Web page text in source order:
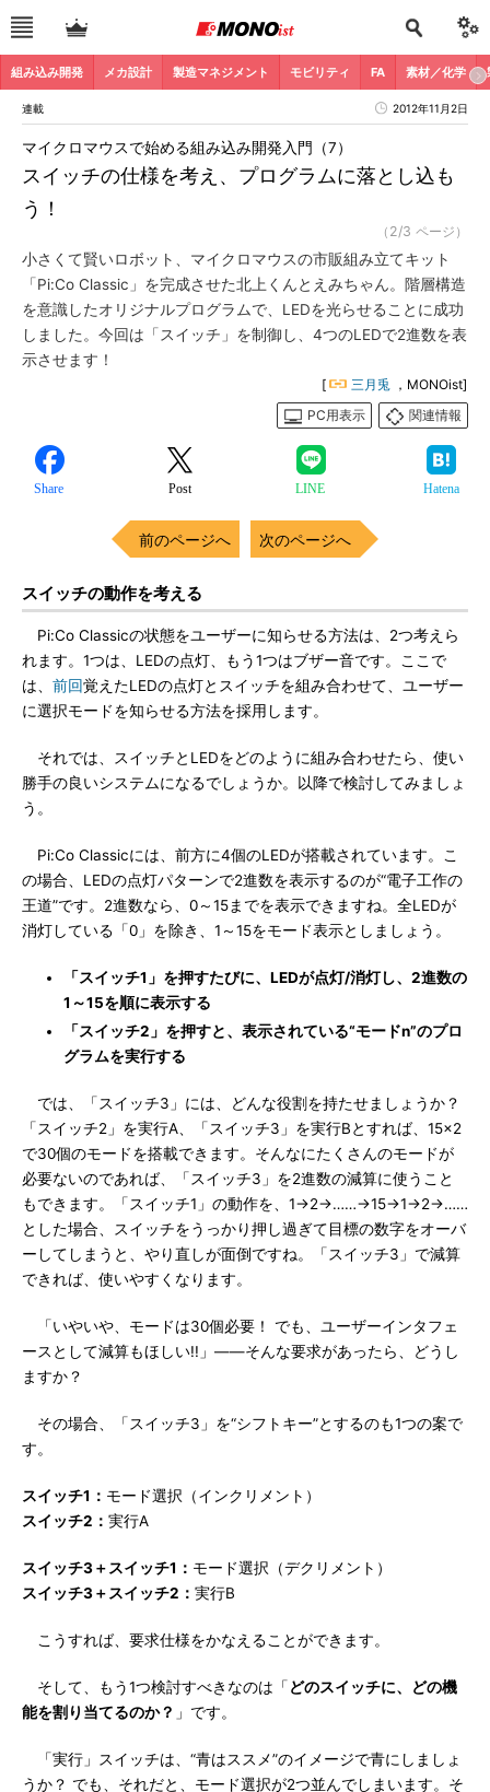
組み込み開発 メカ設計 製造マネジメント モビリティ FA 素材／化学
連載 2012年11月2日
スイッチの仕様を考え、プログラムに落とし込も
う！
マイクロマウスで始める組み込み開発入門（7）
（2/3 ページ）
小さくて賢いロボット、マイクロマウスの市販組み立てキット
「Pi:Co Classic」を完成させた北上くんとえみちゃん。階層構造
を意識したオリジナルプログラムで、LEDを光らせることに成功
しました。今回は「スイッチ」を制御し、4つのLEDで2進数を表
示させます！
[ 三月兎 ，MONOist]
PC用表示
関連情報
Share Post LINE Hatena
前のページへ 次のページへ
スイッチの動作を考える
Pi:Co Classicの状態をユーザーに知らせる方法は、2つ考えら
れます。1つは、LEDの点灯、もう1つはブザー音です。ここで
は、 前回覚えたLEDの点灯とスイッチを組み合わせて、ユーザー
に選択モードを知らせる方法を採用します。
それでは、スイッチとLEDをどのように組み合わせたら、使い
勝手の良いシステムになるでしょうか。以降で検討してみましょ
う。
Pi:Co Classicには、前方に4個のLEDが搭載されています。こ
の場合、LEDの点灯パターンで2進数を表示するのが“電子工作の
王道”です。2進数なら、0～15までを表示できますね。全LEDが
消灯している「0」を除き、1～15をモード表示としましょう。
「スイッチ1」を押すたびに、LEDが点灯/消灯し、2進数の
1～15を順に表示する
「スイッチ2」を押すと、表示されている“モードn”のプロ
グラムを実行する
では、「スイッチ3」には、どんな役割を持たせましょうか？
「スイッチ2」を実行A、「スイッチ3」を実行Bとすれば、15×2
で30個のモードを搭載できます。そんなにたくさんのモードが
必要ないのであれば、「スイッチ3」を2進数の減算に使うこと
もできます。「スイッチ1」の動作を、1→2→……→15→1→2→……
とした場合、スイッチをうっかり押し過ぎて目標の数字をオーバ
ーしてしまうと、やり直しが面倒ですね。「スイッチ3」で減算
できれば、使いやすくなります。
「いやいや、モードは30個必要！ でも、ユーザーインタフェ
ースとして減算もほしい!!」――そんな要求があったら、どうし
ますか？
その場合、「スイッチ3」を“シフトキー”とするのも1つの案で
す。
スイッチ1： モード選択（インクリメント）
スイッチ2： 実行A
スイッチ3＋スイッチ1： モード選択（デクリメント）
スイッチ3＋スイッチ2： 実行B
こうすれば、要求仕様をかなえることができます。
そして、もう1つ検討すべきなのは「 どのスイッチに、どの機
能を割り当てるのか？ 」です。
「実行」スイッチは、“青はススメ”のイメージで青にしましょ
うか？ でも、それだと、モード選択が2つ並んでしまいます。そ